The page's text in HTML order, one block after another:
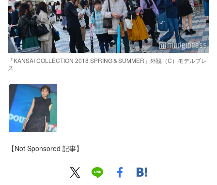
「KANSAI COLLECTION 2018 SPRING＆SUMMER」外観（C）モデルプレ
ス
【Not Sponsored 記事】